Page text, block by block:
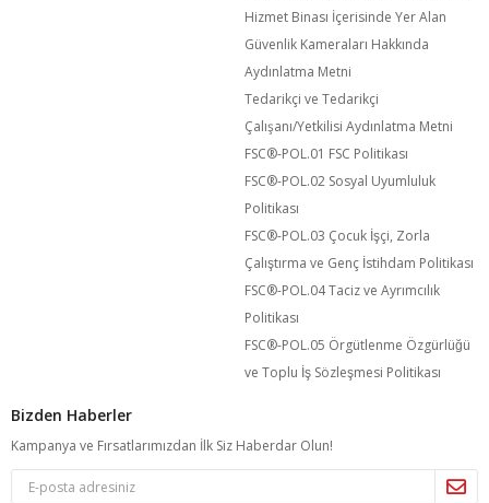
Hizmet Binası İçerisinde Yer Alan
Güvenlik Kameraları Hakkında
Aydınlatma Metni
Tedarikçi ve Tedarikçi
Çalışanı/Yetkilisi Aydınlatma Metni
FSC®️-POL.01 FSC Politikası
FSC®️-POL.02 Sosyal Uyumluluk
Politikası
FSC®️-POL.03 Çocuk İşçi, Zorla
Çalıştırma ve Genç İstihdam Politikası
FSC®️-POL.04 Taciz ve Ayrımcılık
Politikası
FSC®️-POL.05 Örgütlenme Özgürlüğü
ve Toplu İş Sözleşmesi Politikası
Bizden Haberler
Kampanya ve Fırsatlarımızdan İlk Siz Haberdar Olun!